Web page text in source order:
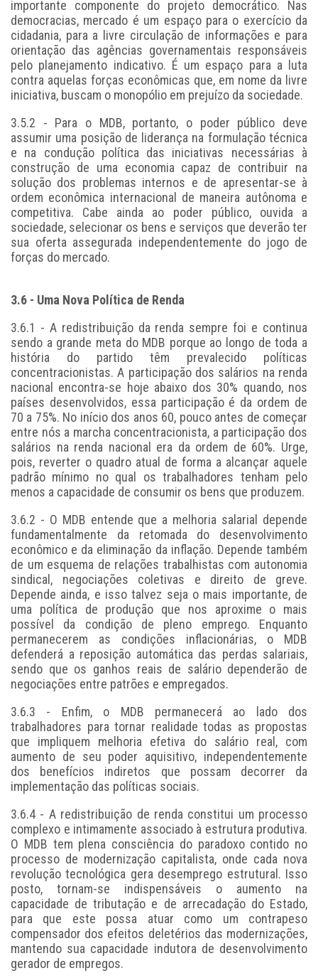
importante componente do projeto democrático. Nas
democracias, mercado é um espaço para o exercício da
cidadania, para a livre circulação de informações e para
orientação das agências governamentais responsáveis
pelo planejamento indicativo. É um espaço para a luta
contra aquelas forças econômicas que, em nome da livre
iniciativa, buscam o monopólio em prejuízo da sociedade.
3.5.2 - Para o MDB, portanto, o poder público deve
assumir uma posição de liderança na formulação técnica
e na condução política das iniciativas necessárias à
construção de uma economia capaz de contribuir na
solução dos problemas internos e de apresentar-se à
ordem econômica internacional de maneira autônoma e
competitiva. Cabe ainda ao poder público, ouvida a
sociedade, selecionar os bens e serviços que deverão ter
sua oferta assegurada independentemente do jogo de
forças do mercado.
3.6 - Uma Nova Política de Renda
3.6.1 - A redistribuição da renda sempre foi e continua
sendo a grande meta do MDB porque ao longo de toda a
história do partido têm prevalecido políticas
concentracionistas. A participação dos salários na renda
nacional encontra-se hoje abaixo dos 30% quando, nos
países desenvolvidos, essa participação é da ordem de
70 a 75%. No início dos anos 60, pouco antes de começar
entre nós a marcha concentracionista, a participação dos
salários na renda nacional era da ordem de 60%. Urge,
pois, reverter o quadro atual de forma a alcançar aquele
padrão mínimo no qual os trabalhadores tenham pelo
menos a capacidade de consumir os bens que produzem.
3.6.2 - O MDB entende que a melhoria salarial depende
fundamentalmente da retomada do desenvolvimento
econômico e da eliminação da inflação. Depende também
de um esquema de relações trabalhistas com autonomia
sindical, negociações coletivas e direito de greve.
Depende ainda, e isso talvez seja o mais importante, de
uma política de produção que nos aproxime o mais
possível da condição de pleno emprego. Enquanto
permanecerem as condições inflacionárias, o MDB
defenderá a reposição automática das perdas salariais,
sendo que os ganhos reais de salário dependerão de
negociações entre patrões e empregados.
3.6.3 - Enfim, o MDB permanecerá ao lado dos
trabalhadores para tornar realidade todas as propostas
que impliquem melhoria efetiva do salário real, com
aumento de seu poder aquisitivo, independentemente
dos benefícios indiretos que possam decorrer da
implementação das políticas sociais.
3.6.4 - A redistribuição de renda constitui um processo
complexo e intimamente associado à estrutura produtiva.
O MDB tem plena consciência do paradoxo contido no
processo de modernização capitalista, onde cada nova
revolução tecnológica gera desemprego estrutural. Isso
posto, tornam-se indispensáveis o aumento na
capacidade de tributação e de arrecadação do Estado,
para que este possa atuar como um contrapeso
compensador dos efeitos deletérios das modernizações,
mantendo sua capacidade indutora de desenvolvimento
gerador de empregos.